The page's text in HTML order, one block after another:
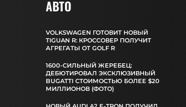
АВТО
VOLKSWAGEN ГОТОВИТ НОВЫЙ
TIGUAN R: КРОССОВЕР ПОЛУЧИТ
АГРЕГАТЫ ОТ GOLF R
1600-СИЛЬНЫЙ ЖЕРЕБЕЦ:
ДЕБЮТИРОВАЛ ЭКСКЛЮЗИВНЫЙ
BUGATTI СТОИМОСТЬЮ БОЛЕЕ $20
МИЛЛИОНОВ (ФОТО)